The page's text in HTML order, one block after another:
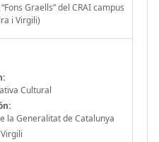
Graells” del CRAI campus
i Virgili)
Cultural
la Generalitat de Catalunya